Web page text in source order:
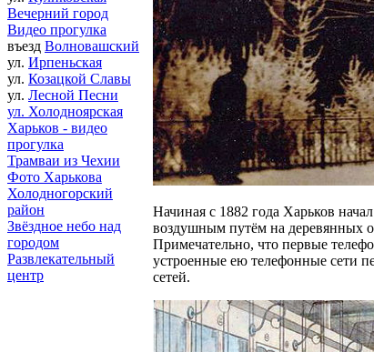
Вечерний город
Видео прогулка
въезд Волновашский
ул. Ирпеньская
ул. Козацкой Славы
ул. Лесной Песни
ул. Холодноярская
Харьков - видео
прогулка
Трамваи из Чехии
Фото Харькова
Холодногорский
район
Звёздное небо над
городом
Развлекательный
центр
Начиная с 1882 года Харьков
воздушным путём на деревянных
Примечательно, что первые
устроенные ею телефонные сети
сетей.